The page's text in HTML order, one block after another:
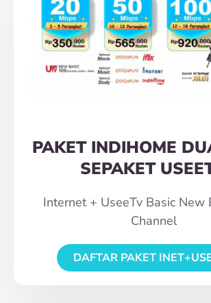
PAKET INDIHOME
SEPAKET
Internet + UseeTv Basic New
Channel
DAFTAR PAKET